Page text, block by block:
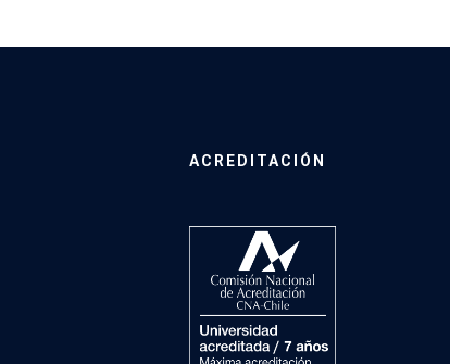
ACREDITACIÓN